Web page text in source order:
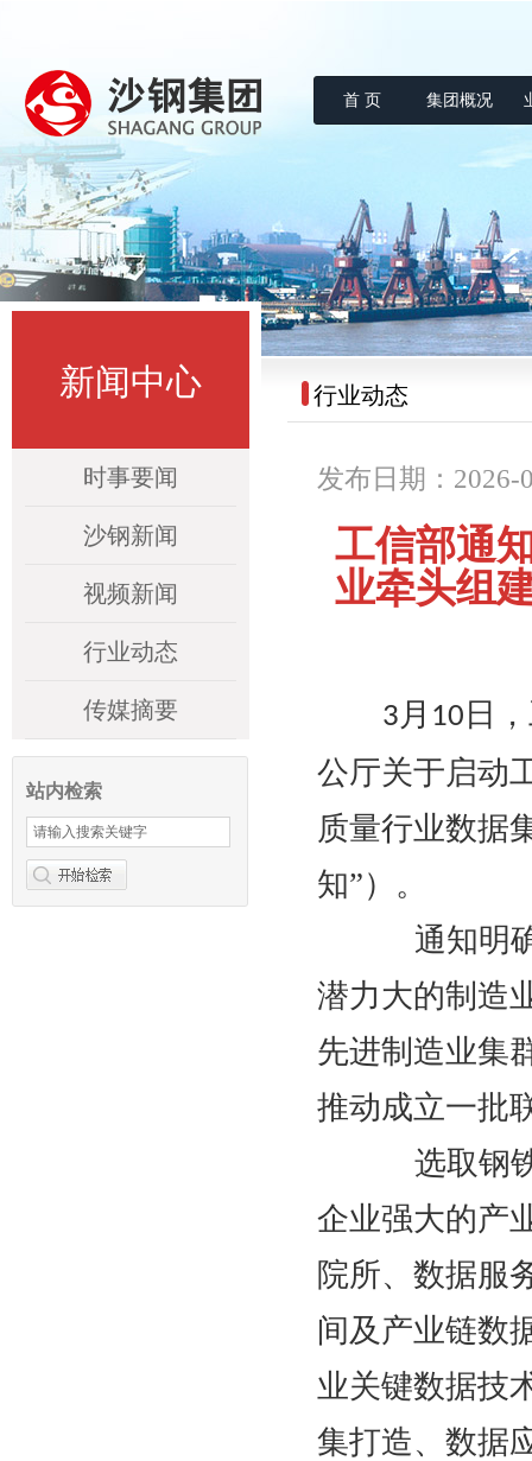
沙钢集团
首 页 集团概况
新闻中心
时事要闻
沙钢新闻
视频新闻
行业动态
传媒摘要
站内检索
行业动态
发布日期：2026-
工信部通
业牵头组
3月 10 日
公厅关于启动
质量行业数据
知”）。
通知明确
潜力大的制造
先进制造业集
推动成立一批
选取钢铁
企业强大的产
院所、数据服
间及产业链数
业关键数据技
集打造、数据